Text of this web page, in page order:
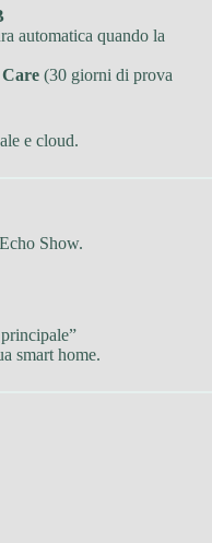
automatica quando la
(30 giorni di prova
e cloud.
Show.
smart home.